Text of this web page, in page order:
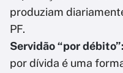
produziam
PF.
Servidão “por débito”:
por dívida é uma